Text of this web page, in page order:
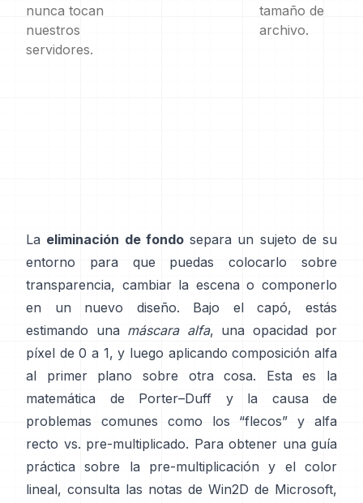
nunca tocan
nuestros
servidores.
tamaño de
archivo.
La eliminación de fondosepara un sujeto de su
entorno para que puedas colocarlo sobre
transparencia, cambiar la escena o componerlo
en un nuevo diseño. Bajo el capó, estás
estimando una máscara alfa, una opacidad por
píxel de 0 a 1, y luego aplicando composición alfa
al primer plano sobre otra cosa. Esta es la
matemática de Porter–Duff y la causa de
problemas comunes como los “flecos” y
alfa
recto vs. pre-multiplicado. Para obtener una guía
práctica sobre la pre-multiplicación y el color
lineal, consulta las notas de Win2D de Microsoft,